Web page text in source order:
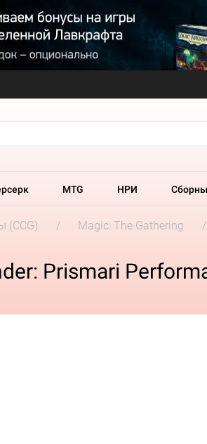
MTG НРИ
(CCG) Magic: The Gathering
Prismari